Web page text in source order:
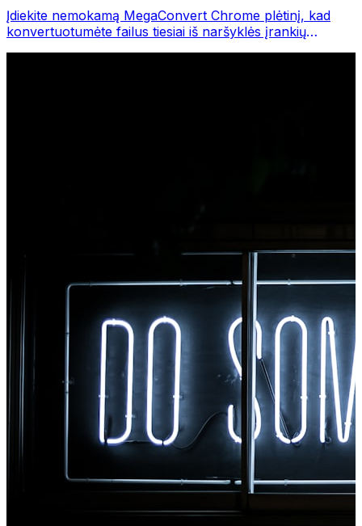
Įdiekite nemokamą MegaConvert Chrome plėtinį, kad
konvertuotumėte failus tiesiai iš naršyklės įrankių